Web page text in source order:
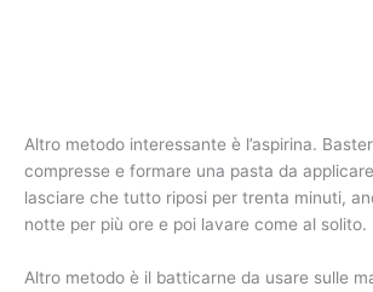
Altro metodo interessante è l’aspirina.
compresse e formare una pasta da
lasciare che tutto riposi per trenta minuti,
notte per più ore e poi lavare come al solito.
Altro metodo è il batticarne da usare sulle